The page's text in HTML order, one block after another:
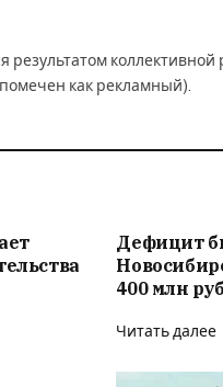
как рекламный).
Дефицит
400 млн
Читать далее